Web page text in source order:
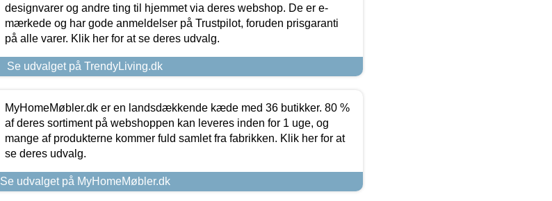
designvarer og andre ting til hjemmet via deres webshop. De er e-
mærkede og har gode anmeldelser på Trustpilot, foruden prisgaranti
på alle varer. Klik her for at se deres udvalg.
Se udvalget på TrendyLiving.dk
MyHomeMøbler.dk er en landsdækkende kæde med 36 butikker. 80 %
af deres sortiment på webshoppen kan leveres inden for 1 uge, og
mange af produkterne kommer fuld samlet fra fabrikken. Klik her for at
se deres udvalg.
Se udvalget på MyHomeMøbler.dk